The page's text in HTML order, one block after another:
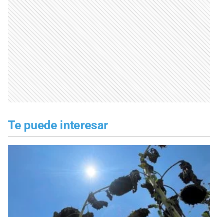
Te puede interesar